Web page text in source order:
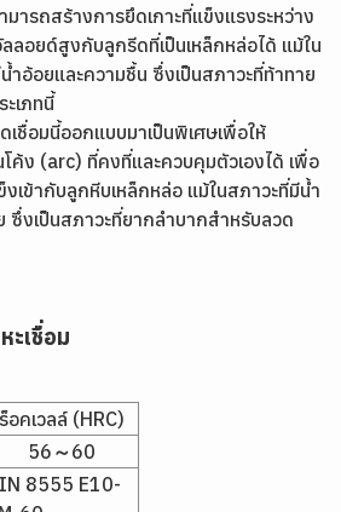
มารถสร้างการยึดเกาะที่แข็งแรงระหว่าง
ลลอยด์สูงกับลูกรีดที่เป็นเหล็กหล่อได้ แม้ใน
อ้อยและความชื้น ซึ่งเป็นสภาวะที่ท้าทาย
ะเภทนี้
ชื่อมนี้ออกแบบมาเป็นพิเศษเพื่อให้
ค้ง (arc) ที่คงที่และควบคุมตัวเองได้ เพื่อ
งเข้ากับลูกหีบเหล็กหล่อ แม้ในสภาวะที่มีน้ำ
ซึ่งเป็นสภาวะที่ยากลำบากสำหรับลวด
ะเชื่อม
ร็อคเวลล์ (HRC)
56～60
8555 E10-